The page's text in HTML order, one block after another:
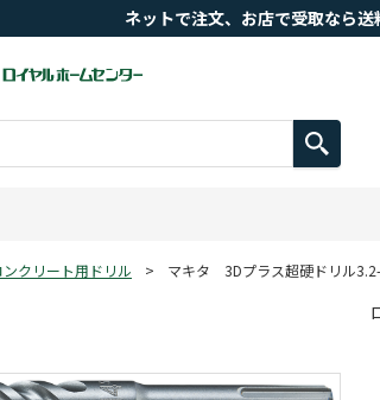
ネットで注文、お店で受取なら
ンクリート用ドリル > マキタ 3Dプラス超硬ドリル